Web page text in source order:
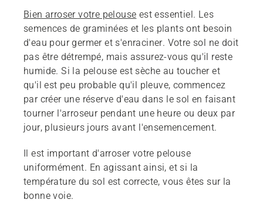
Bien arroser votre pelouse est essentiel. Les
semences de graminées et les plants ont besoin
d'eau pour germer et s'enraciner. Votre sol ne doit
pas être détrempé, mais assurez-vous qu'il reste
humide. Si la pelouse est sèche au toucher et
qu'il est peu probable qu'il pleuve, commencez
par créer une réserve d'eau dans le sol en faisant
tourner l'arroseur pendant une heure ou deux par
jour, plusieurs jours avant l'ensemencement.
Il est important d'arroser votre pelouse
uniformément. En agissant ainsi, et si la
température du sol est correcte, vous êtes sur la
bonne voie.